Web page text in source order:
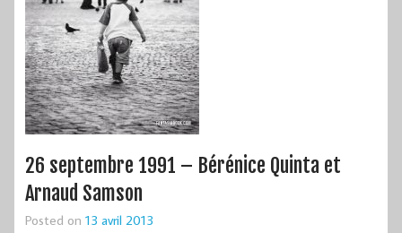
26 septembre 1991 – Bérénice Quinta et
Arnaud Samson
Posted on 13 avril 2013